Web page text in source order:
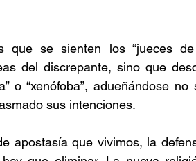
que se sienten los “jueces
del discrepante, sino que
o “xenófoba”, adueñándose
sus intenciones.
apostasía que vivimos, la